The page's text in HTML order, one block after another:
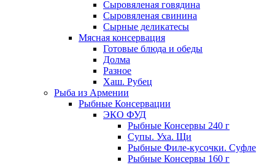
Сыровяленая говядина
Сыровяленая свинина
Сырные деликатесы
Мясная консервация
Готовые блюда и обеды
Долма
Разное
Хаш. Рубец
Рыба из Армении
Рыбные Консервации
ЭКО ФУД
Рыбные Консервы 240 г
Супы. Уха. Щи
Рыбные Филе-кусочки. Суфле
Рыбные Консервы 160 г